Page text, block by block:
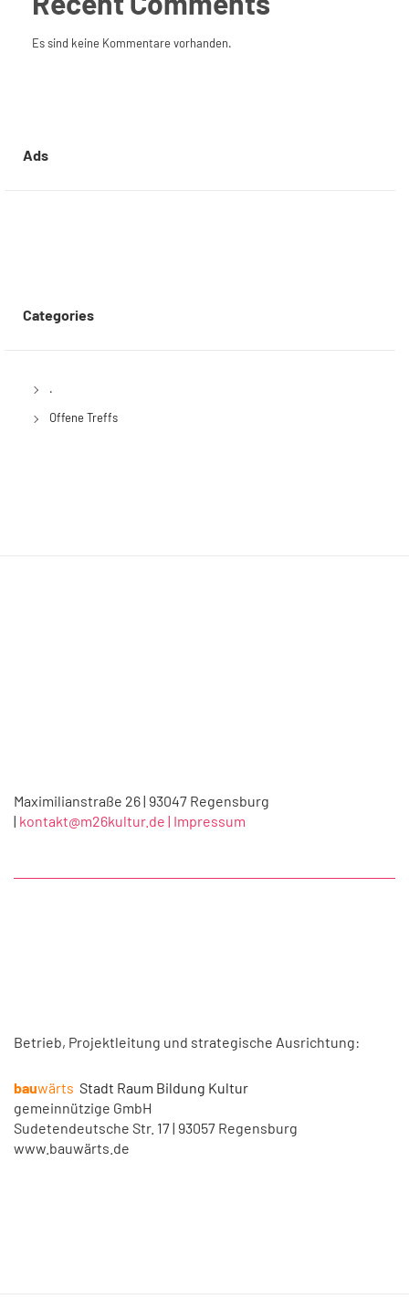
Es sind keine Kommentare vorhanden.
Ads
Categories
.
Offene Treffs
Maximilianstraße 26 | 93047 Regensburg
| kontakt@m26kultur.de | Impressum
Betrieb, Projektleitung und strategische Ausrichtung:
bauwärts Stadt Raum Bildung Kultur
gemeinnützige GmbH
Sudetendeutsche Str. 17 | 93057 Regensburg
www.bauwärts.de